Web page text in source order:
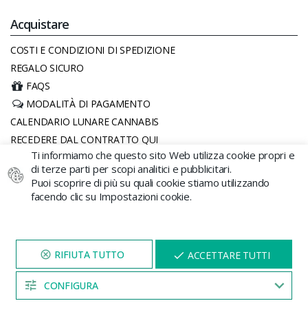
Acquistare
COSTI E CONDIZIONI DI SPEDIZIONE
REGALO SICURO
FAQS
MODALITÀ DI PAGAMENTO
CALENDARIO LUNARE CANNABIS
RECEDERE DAL CONTRATTO QUI
Altri
AVVISO LEGALE
POLITICA PRIVACY
Contacto
Ti informiamo che questo sito Web utilizza cookie propri e
di terze parti per scopi analitici e pubblicitari.
Puoi scoprire di più su quali cookie stiamo utilizzando
facendo clic su Impostazioni cookie.
CONFIGURA
ACCETTARE TUTTI
VISITA IL NOSTRO SITO
PER 5 MINUTI E QUI
APPARIRÀ UNOSCONTO
04:53